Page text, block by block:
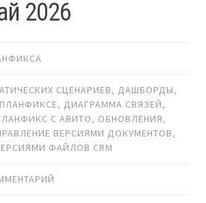
2026
СЦЕНАРИЕВ, ДАШБОРДЫ,
, ДИАГРАММА СВЯЗЕЙ,
С АВИТО, ОБНОВЛЕНИЯ,
ВЕРСИЯМИ ДОКУМЕНТОВ,
ФАЙЛОВ CRM